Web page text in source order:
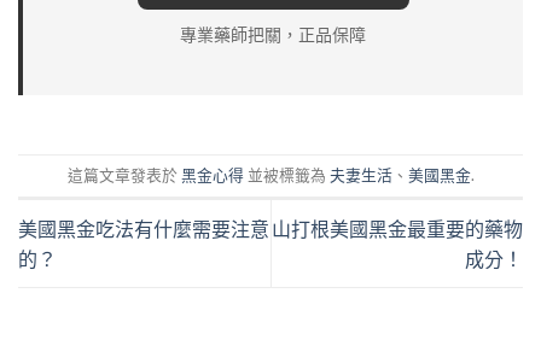
專業藥師把關，正品保障
這篇文章發表於黑金心得並被標籤為 夫妻生活、 美國黑金.
美國黑金吃法有什麼需要注意
的？
山打根美國黑金最重要的藥物
成分！